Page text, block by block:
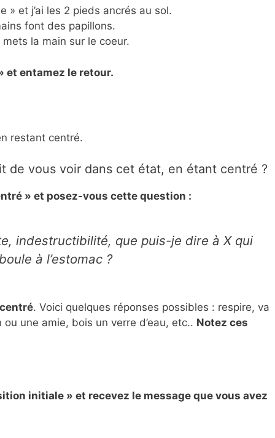
et j’ai les 2 pieds ancrés au sol.
font des papillons.
la main sur le coeur.
et entamez le retour.
restant centré.
de vous voir dans cet état, en étant centré ?
» et posez-vous cette question :
indestructibilité, que puis-je dire à X qui
à l’estomac ?
. Voici quelques réponses possibles : respire, va
une amie, bois un verre d’eau, etc.. Notez ces
initiale » et recevez le message que vous avez